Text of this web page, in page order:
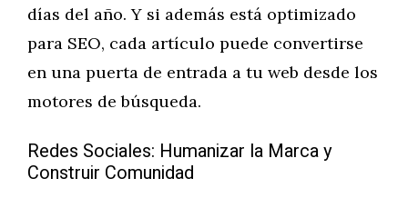
días del año. Y si además está optimizado
para SEO, cada artículo puede convertirse
en una puerta de entrada a tu web desde los
motores de búsqueda.
Redes Sociales: Humanizar la Marca y
Construir Comunidad